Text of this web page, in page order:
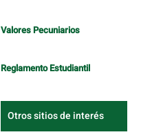
Valores Pecuniarios
Reglamento Estudiantil
Otros sitios de interés